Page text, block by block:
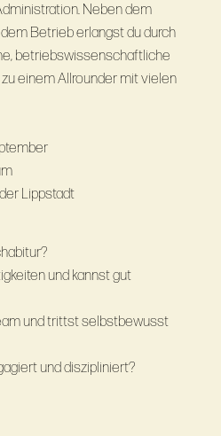
Neben dem
Betrieb erlangst du durch
betriebswissenschaftliche
einem Allrounder mit vielen
Lippstadt
und kannst gut
und trittst selbstbewusst
und diszipliniert?